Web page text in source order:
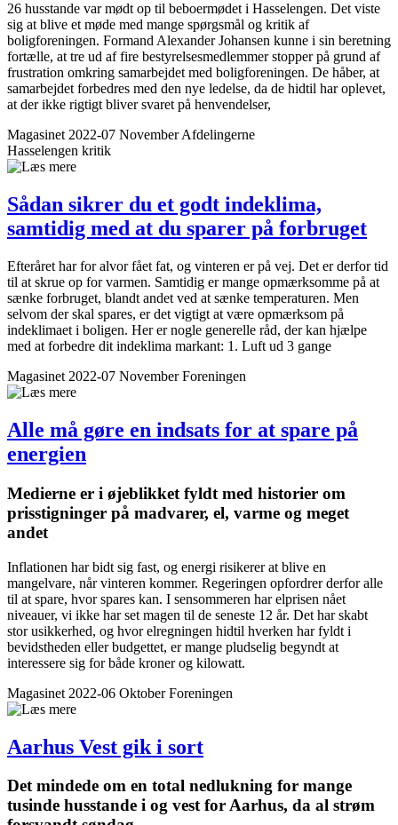
26 husstande var mødt op til beboermødet i Hasselengen. Det viste
sig at blive et møde med mange spørgsmål og kritik af
boligforeningen. Formand Alexander Johansen kunne i sin beretning
fortælle, at tre ud af fire bestyrelsesmedlemmer stopper på grund af
frustration omkring samarbejdet med boligforeningen. De håber, at
samarbejdet forbedres med den nye ledelse, da de hidtil har oplevet,
at der ikke rigtigt bliver svaret på henvendelser,
Magasinet 2022-07 November Afdelingerne
Hasselengen kritik
Sådan sikrer du et godt indeklima,
samtidig med at du sparer på forbruget
Efteråret har for alvor fået fat, og vinteren er på vej. Det er derfor tid
til at skrue op for varmen. Samtidig er mange opmærksomme på at
sænke forbruget, blandt andet ved at sænke temperaturen. Men
selvom der skal spares, er det vigtigt at være opmærksom på
indeklimaet i boligen. Her er nogle generelle råd, der kan hjælpe
med at forbedre dit indeklima markant: 1. Luft ud 3 gange
Magasinet 2022-07 November Foreningen
Alle må gøre en indsats for at spare på
energien
Medierne er i øjeblikket fyldt med historier om
prisstigninger på madvarer, el, varme og meget
andet
Inflationen har bidt sig fast, og energi risikerer at blive en
mangelvare, når vinteren kommer. Regeringen opfordrer derfor alle
til at spare, hvor spares kan. I sensommeren har elprisen nået
niveauer, vi ikke har set magen til de seneste 12 år. Det har skabt
stor usikkerhed, og hvor elregningen hidtil hverken har fyldt i
bevidstheden eller budgettet, er mange pludselig begyndt at
interessere sig for både kroner og kilowatt.
Magasinet 2022-06 Oktober Foreningen
Aarhus Vest gik i sort
Det mindede om en total nedlukning for mange
tusinde husstande i og vest for Aarhus, da al strøm